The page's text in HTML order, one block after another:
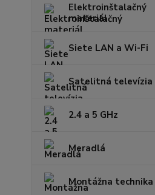
Elektroinštalačný
materiál
Siete LAN a Wi-Fi
Satelitná televízia
2.4 a 5 GHz
Meradlá
Montážna technika